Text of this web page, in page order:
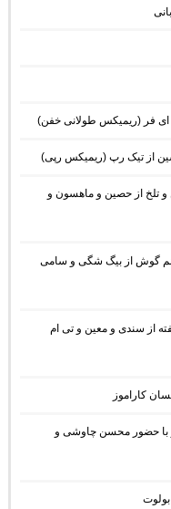
از تیک رپ (ریمیکس رپی)
و تلخ از حصین و ماهسون و
گوش از بیگ شگی و سامی
از سندی و معین و تی ام
کاراموز
5 از دی جی یاشار با حضور محسن چاوشی و